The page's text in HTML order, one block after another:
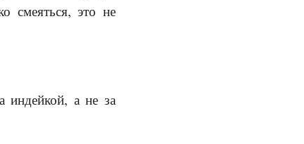
смеяться, это не
индейкой, а не за